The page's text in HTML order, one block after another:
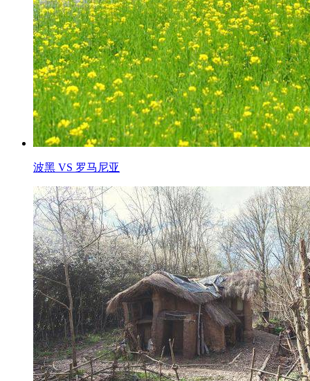
波黑 VS 罗马尼亚